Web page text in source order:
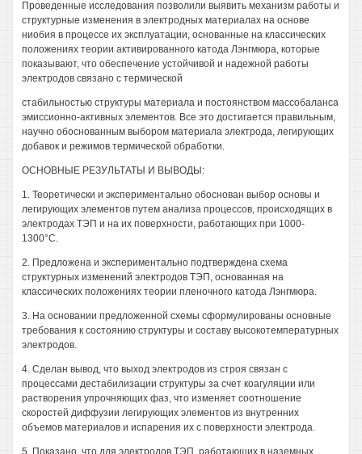
Проведенные исследования позволили выявить механизм работы и
структурные изменения в электродных материалах на основе
ниобия в процессе их эксплуатации, основанные на классических
положениях теории активированного катода Лэнгмюра, которые
показывают, что обеспечение устойчивой и надежной работы
электродов связано с термической
стабильностью структуры материала и постоянством массобаланса
эмиссионно-активных элементов. Все это достигается правильным,
научно обоснованным выбором материала электрода, легирующих
добавок и режимов термической обработки.
ОСНОВНЫЕ РЕЗУЛЬТАТЫ И ВЫВОДЫ:
1. Теоретически и экспериментально обоснован выбор основы и
легирующих элементов путем анализа процессов, происходящих в
электродах ТЭП и на их поверхности, работающих при 1000-
1300°С.
2. Предложена и экспериментально подтверждена схема
структурных изменений электродов ТЭП, основанная на
классических положениях теории пленочного катода Лэнгмюра.
3. На основании предложенной схемы сформулированы основные
требования к состоянию структуры и составу высокотемпературных
электродов.
4. Сделан вывод, что выход электродов из строя связан с
процессами дестабилизации структуры за счет коагуляции или
растворения упрочняющих фаз, что изменяет соотношение
скоростей диффузии легирующих элементов из внутренних
объемов материалов и испарения их с поверхности электрода.
5. Показано, что для электродов ТЭП, работающих в наземных